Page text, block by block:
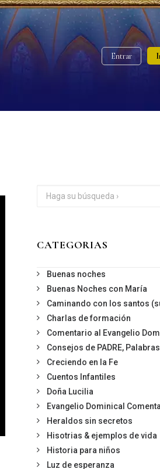
Entrar
CATEGORIAS
Buenas noches
Buenas Noches con María
Caminando con los santos
Charlas de formación
Comentario al Evangelio
Consejos de PADRE,
Creciendo en la Fe
Cuentos Infantiles
Doña Lucilia
Evangelio Dominical
Heraldos sin secretos
Hisotrias & ejemplos de vida
Historia para niños
Luz de esperanza